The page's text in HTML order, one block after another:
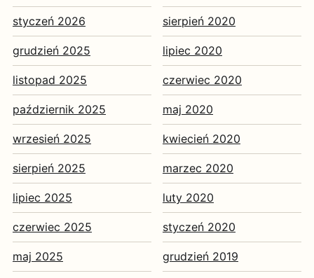
styczeń 2026
grudzień 2025
listopad 2025
październik 2025
wrzesień 2025
sierpień 2025
lipiec 2025
czerwiec 2025
maj 2025
sierpień 2020
lipiec 2020
czerwiec 2020
maj 2020
kwiecień 2020
marzec 2020
luty 2020
styczeń 2020
grudzień 2019